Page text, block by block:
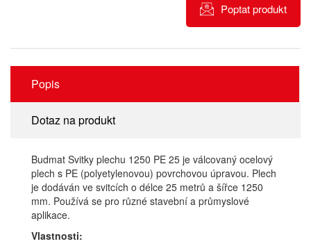
Poptat produkt
Popis
Dotaz na produkt
Budmat Svitky plechu 1250 PE 25 je válcovaný ocelový
plech s PE (polyetylenovou) povrchovou úpravou. Plech
je dodáván ve svitcích o délce 25 metrů a šířce 1250
mm. Používá se pro různé stavební a průmyslové
aplikace.
Vlastnosti: